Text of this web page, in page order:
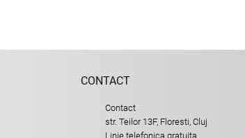
CONTACT
Contact
str. Teilor 13F, Floresti, Cluj
Linie telefonica gratuita